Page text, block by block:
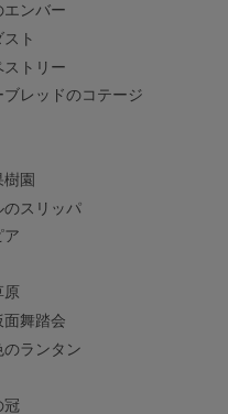
エンバー
ト
ストリー
ブレッドのコテージ
樹園
のスリッパ
ア
原
舞踏会
ランタン
冠